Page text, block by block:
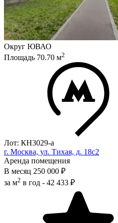
Округ ЮВАО
Площадь 70.70 м2
Лот: КН3029-a
г. Москва, ул. Тихая, д. 18с2
Аренда помещения
В месяц 250 000 ₽
за м2 в год - 42 433 ₽